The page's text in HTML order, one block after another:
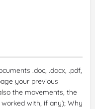
.doc, .docx, .pdf,
your previous
the movements, the
with, if any); Why